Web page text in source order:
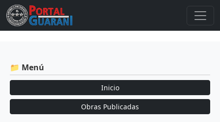
📁 Menú
Inicio
Obras Publicadas